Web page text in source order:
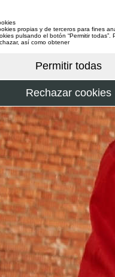
propias y de terceros para fines
pulsando el botón “Permitir todas”.
así como obtener